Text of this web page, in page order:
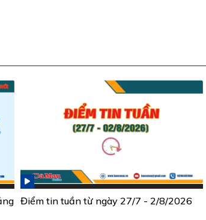
Điểm tin tuần từ ngày 27/7 - 2/8/2026